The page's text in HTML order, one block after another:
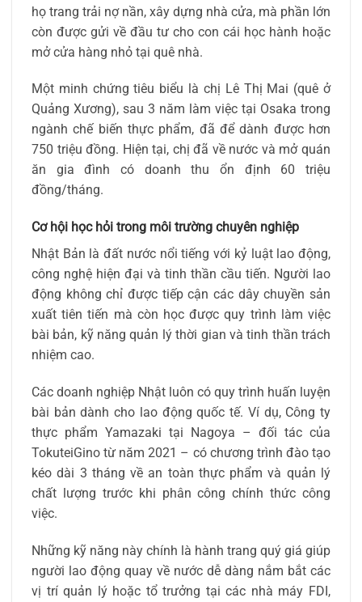
họ trang trải nợ nần, xây dựng nhà cửa, mà phần lớn
còn được gửi về đầu tư cho con cái học hành hoặc
mở cửa hàng nhỏ tại quê nhà.
Một minh chứng tiêu biểu là chị Lê Thị Mai (quê ở
Quảng Xương), sau 3 năm làm việc tại Osaka trong
ngành chế biến thực phẩm, đã để dành được hơn
750 triệu đồng. Hiện tại, chị đã về nước và mở quán
ăn gia đình có doanh thu ổn định 60 triệu
đồng/tháng.
Cơ hội học hỏi trong môi trường chuyên nghiệp
Nhật Bản là đất nước nổi tiếng với kỷ luật lao động,
công nghệ hiện đại và tinh thần cầu tiến. Người lao
động không chỉ được tiếp cận các dây chuyền sản
xuất tiên tiến mà còn học được quy trình làm việc
bài bản, kỹ năng quản lý thời gian và tinh thần trách
nhiệm cao.
Các doanh nghiệp Nhật luôn có quy trình huấn luyện
bài bản dành cho lao động quốc tế. Ví dụ, Công ty
thực phẩm Yamazaki tại Nagoya – đối tác của
TokuteiGino từ năm 2021 – có chương trình đào tạo
kéo dài 3 tháng về an toàn thực phẩm và quản lý
chất lượng trước khi phân công chính thức công
việc.
Những kỹ năng này chính là hành trang quý giá giúp
người lao động quay về nước dễ dàng nắm bắt các
vị trí quản lý hoặc tổ trưởng tại các nhà máy FDI,